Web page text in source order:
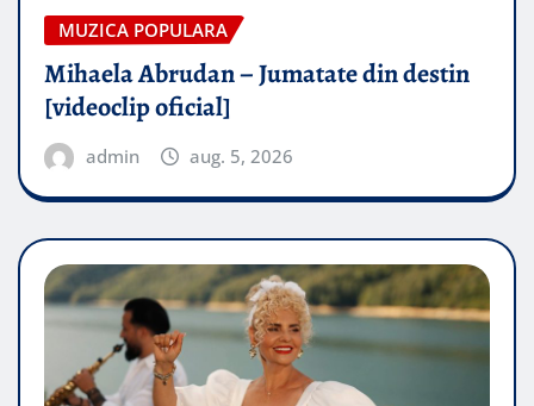
MUZICA POPULARA
Mihaela Abrudan – Jumatate din destin
[videoclip oficial]
admin aug. 5, 2026